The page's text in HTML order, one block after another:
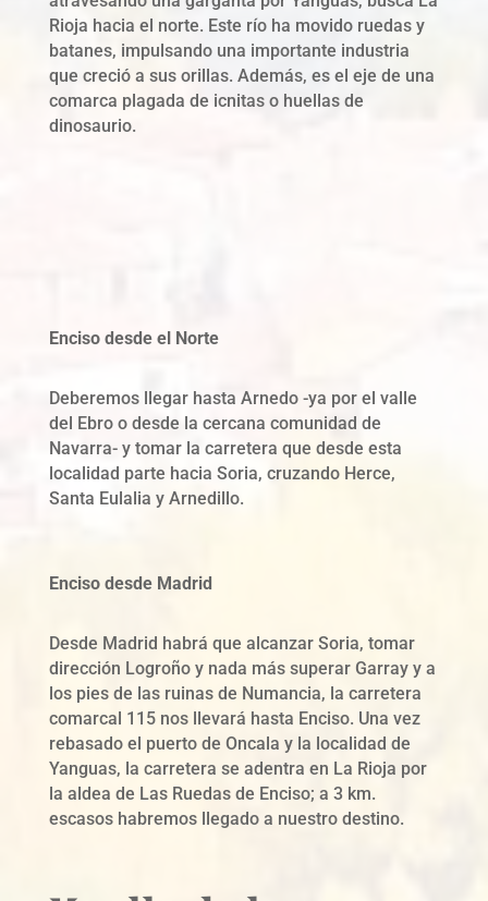
Rioja hacia el norte. Este río ha movido ruedas y
batanes, impulsando una importante industria
que creció a sus orillas. Además, es el eje de una
comarca plagada de icnitas o huellas de
dinosaurio.
Enciso desde el Norte
Deberemos llegar hasta Arnedo -ya por el valle
del Ebro o desde la cercana comunidad de
Navarra- y tomar la carretera que desde esta
localidad parte hacia Soria, cruzando Herce,
Santa Eulalia y Arnedillo.
Enciso desde Madrid
Desde Madrid habrá que alcanzar Soria, tomar
dirección Logroño y nada más superar Garray y a
los pies de las ruinas de Numancia, la carretera
comarcal 115 nos llevará hasta Enciso. Una vez
rebasado el puerto de Oncala y la localidad de
Yanguas, la carretera se adentra en La Rioja por
la aldea de Las Ruedas de Enciso; a 3 km.
escasos habremos llegado a nuestro destino.